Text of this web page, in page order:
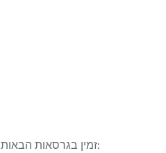
LibreOffice זמין בגרסאות הבאות: